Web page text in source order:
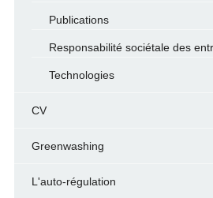
Publications
Responsabilité sociétale des
Technologies
CV
Greenwashing
L'auto-régulation